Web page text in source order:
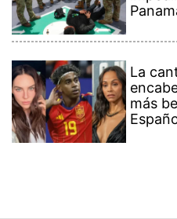
La
más